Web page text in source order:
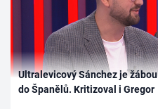
Ultralevicový Sánchez je
do Španělů. Kritizoval i Gregor